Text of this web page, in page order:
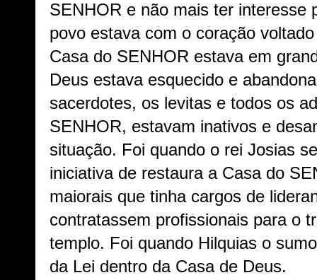
SENHOR e não mais ter interesse
povo estava com o coração
Casa do SENHOR estava em
Deus estava esquecido e
sacerdotes, os levitas e todos os
SENHOR, estavam inativos e
situação. Foi quando o rei Josias
iniciativa de restaura a Casa do
maiorais que tinha cargos de
contratassem profissionais para o
templo. Foi quando Hilquias o
da Lei dentro da Casa de Deus.